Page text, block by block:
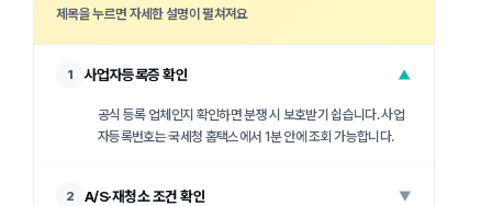
제목을 누르면 자세한 설명이 펼쳐져요
1 사업자등록증 확인 ▼
공식 등록 업체인지 확인하면 분쟁 시 보호받기 쉽습니다. 사업
자등록번호는 국세청 홈택스에서 1분 안에 조회 가능합니다.
2 A/S·재청소 조건 확인 ▼